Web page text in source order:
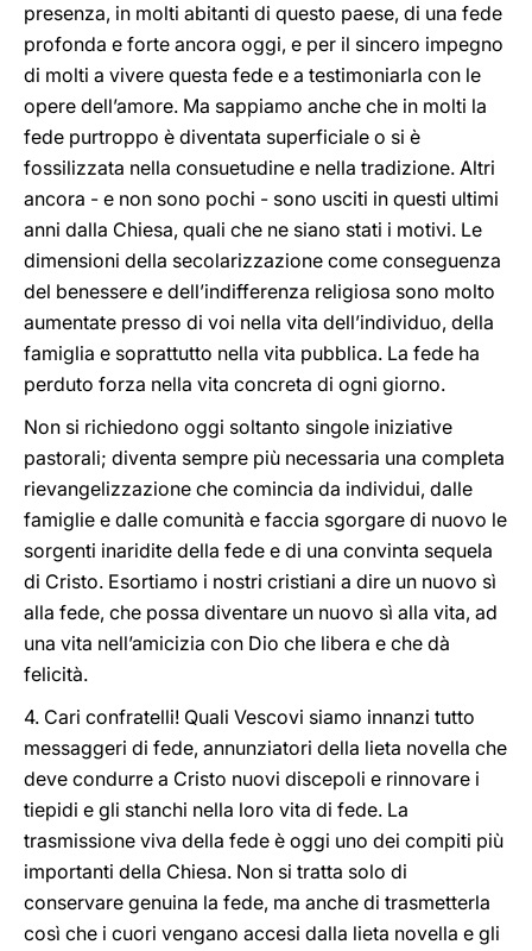
presenza, in molti abitanti di questo paese, di una fede
profonda e forte ancora oggi, e per il sincero impegno
di molti a vivere questa fede e a testimoniarla con le
opere dell’amore. Ma sappiamo anche che in molti la
fede purtroppo è diventata superficiale o si è
fossilizzata nella consuetudine e nella tradizione. Altri
ancora - e non sono pochi - sono usciti in questi ultimi
anni dalla Chiesa, quali che ne siano stati i motivi. Le
dimensioni della secolarizzazione come conseguenza
del benessere e dell’indifferenza religiosa sono molto
aumentate presso di voi nella vita dell’individuo, della
famiglia e soprattutto nella vita pubblica. La fede ha
perduto forza nella vita concreta di ogni giorno.
Non si richiedono oggi soltanto singole iniziative
pastorali; diventa sempre più necessaria una completa
rievangelizzazione che comincia da individui, dalle
famiglie e dalle comunità e faccia sgorgare di nuovo le
sorgenti inaridite della fede e di una convinta sequela
di Cristo. Esortiamo i nostri cristiani a dire un nuovo sì
alla fede, che possa diventare un nuovo sì alla vita, ad
una vita nell’amicizia con Dio che libera e che dà
felicità.
4. Cari confratelli! Quali Vescovi siamo innanzi tutto
messaggeri di fede, annunziatori della lieta novella che
deve condurre a Cristo nuovi discepoli e rinnovare i
tiepidi e gli stanchi nella loro vita di fede. La
trasmissione viva della fede è oggi uno dei compiti più
importanti della Chiesa. Non si tratta solo di
conservare genuina la fede, ma anche di trasmetterla
così che i cuori vengano accesi dalla lieta novella e gli